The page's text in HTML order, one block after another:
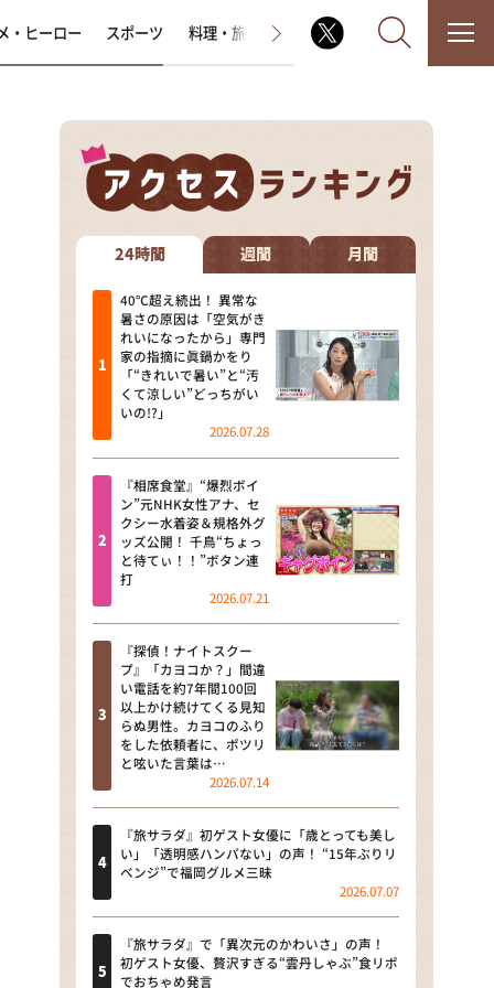
なるみ・岡村の過ぎるTV
相席食堂
これ余談なんですけど・・・
～人生密着トークバラエティ！
～ やすとものいたって真剣です
探偵！ナイトスクープ
news おかえり
河合＆A.B.C-Z塚田×福井アナ
「なんでやねん！？」（news お
かえり）
DAIGOも台所 ～きょうの献立 何
にする？～
本日はダイアンなり！シーズン２
朝だ！生です旅サラダ
教えて！ニュースライブ 正義の
ミカタ
ＬＩＦＥ～夢のカタチ～
新婚さんいらっしゃい！
ザキ山小屋本館
・ヒーロー スポーツ 料理・旅 ラジオ番組 その他
24時間 週間 月間
40℃超え続出！ 異常な
暑さの原因は「空気がき
れいになったから」専門
家の指摘に眞鍋かをり
「“きれいで暑い”と“汚
くて涼しい”どっちがい
いの!?」
2026.07.28
『相席食堂』“爆烈ボイ
ン”元NHK女性アナ、セ
クシー水着姿＆規格外グ
ッズ公開！ 千鳥“ちょっ
と待てぃ！！”ボタン連
打
2026.07.21
『探偵！ナイトスクー
プ』「カヨコか？」間違
い電話を約7年間100回
以上かけ続けてくる見知
らぬ男性。カヨコのふり
をした依頼者に、ポツリ
と呟いた言葉は…
2026.07.14
『旅サラダ』初ゲスト女優に「歳とっても美し
い」「透明感ハンパない」の声！ “15年ぶりリ
ベンジ”で福岡グルメ三昧
2026.07.07
『旅サラダ』で「異次元のかわいさ」の声！
初ゲスト女優、贅沢すぎる“雲丹しゃぶ”食リポ
でおちゃめ発言